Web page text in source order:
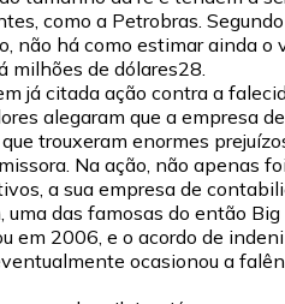
como a Petrobras.
não há como estimar ainda o
milhões de dólares28.
já citada ação contra a
alegaram que a empresa
trouxeram enormes
Na ação, não apenas
a sua empresa de
das famosas do então Big
em 2006, e o acordo de
ocasionou a